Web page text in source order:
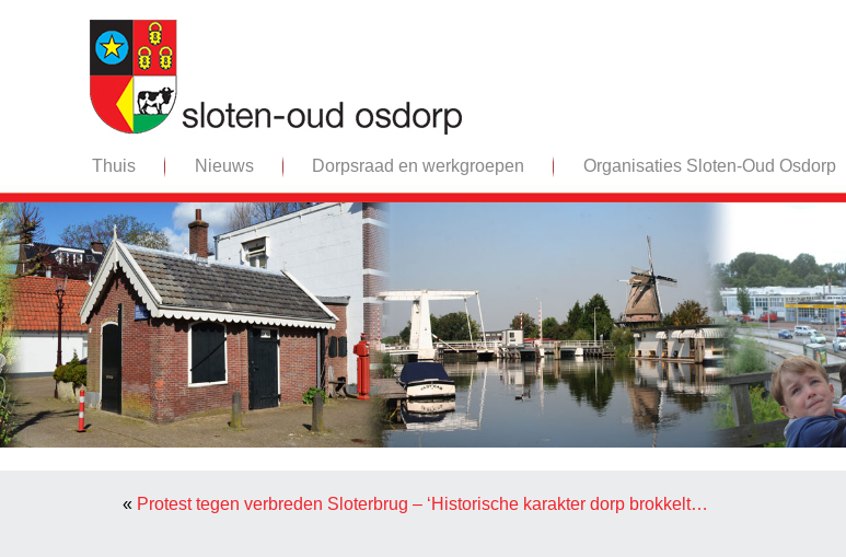
Thuis Nieuws Dorpsraad en werkgroepen Organisaties Sloten-Oud Osdorp
« Protest tegen verbreden Sloterbrug – ‘Historische karakter dorp brokkelt…